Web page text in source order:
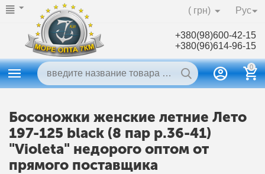
Рус
( грн)
+380(98)600-42-15
+380(96)614-96-15
0
Босоножки женские летние Лето
197-125 black (8 пар р.36-41)
"Violeta" недорого оптом от
прямого поставщика